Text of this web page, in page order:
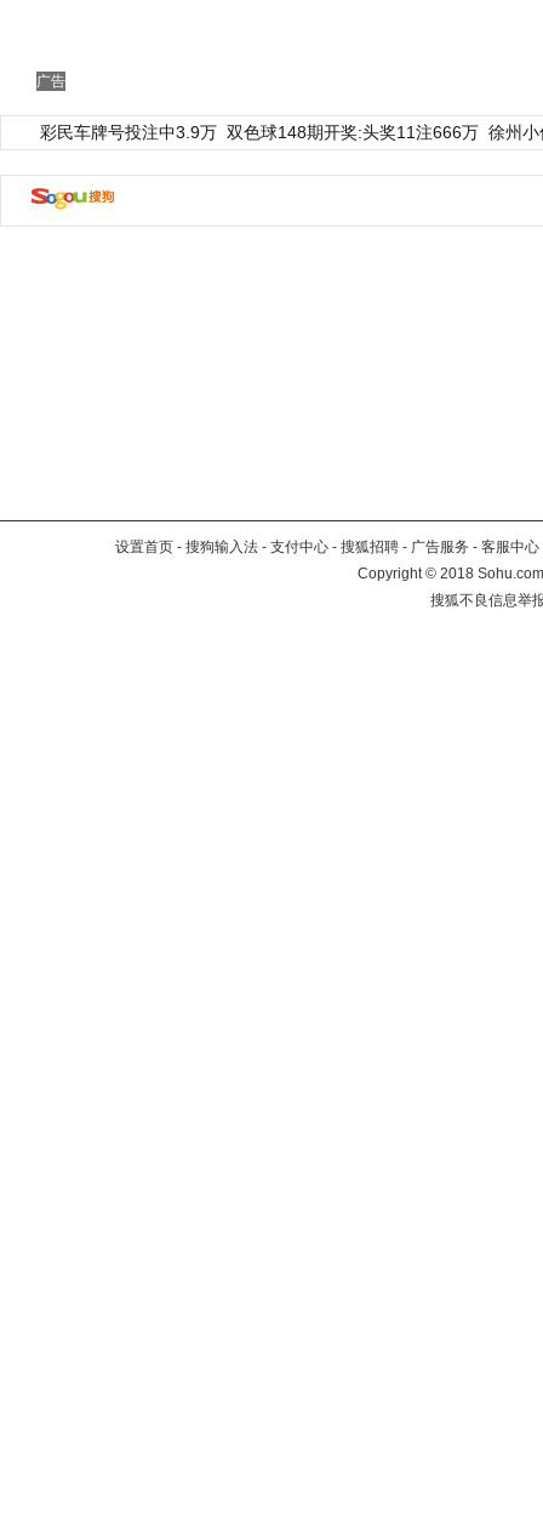
广告
彩民车牌号投注中3.9万 双色球148期开奖:头奖11注666万 徐州
设置首页 - 搜狗输入法 - 支付中心 - 搜狐招聘 - 广告服务 - 客服中心
Copyright©2018
搜狐不良信息举